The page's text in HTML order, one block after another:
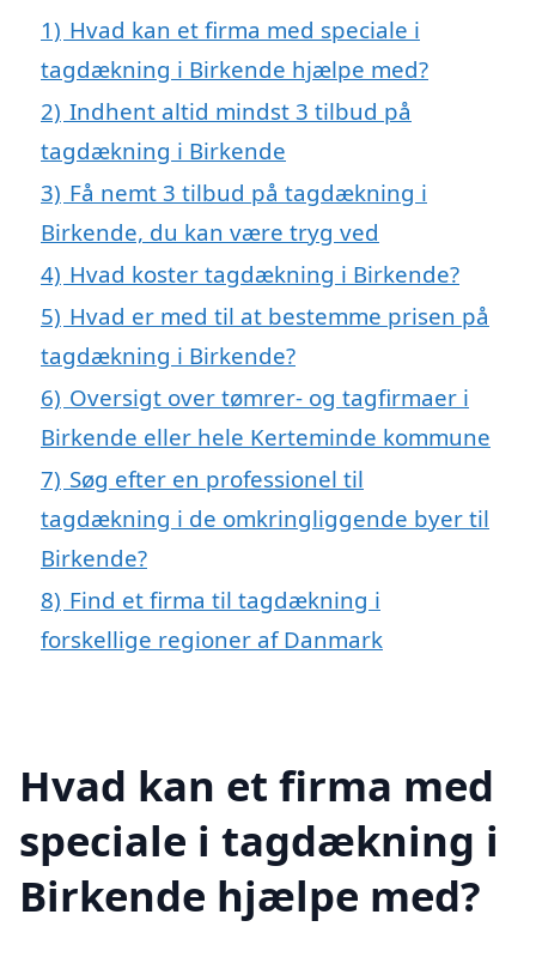
1) Hvad kan et firma med speciale i
tagdækning i Birkende hjælpe med?
2) Indhent altid mindst 3 tilbud på
tagdækning i Birkende
3) Få nemt 3 tilbud på tagdækning i
Birkende, du kan være tryg ved
4) Hvad koster tagdækning i Birkende?
5) Hvad er med til at bestemme prisen på
tagdækning i Birkende?
6) Oversigt over tømrer- og tagfirmaer i
Birkende eller hele Kerteminde kommune
7) Søg efter en professionel til
tagdækning i de omkringliggende byer til
Birkende?
8) Find et firma til tagdækning i
forskellige regioner af Danmark
Hvad kan et firma med
speciale i tagdækning i
Birkende hjælpe med?